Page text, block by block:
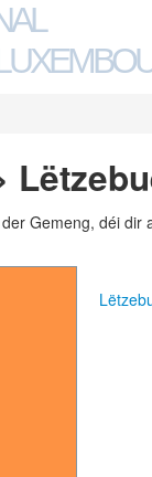
Gemeng, déi